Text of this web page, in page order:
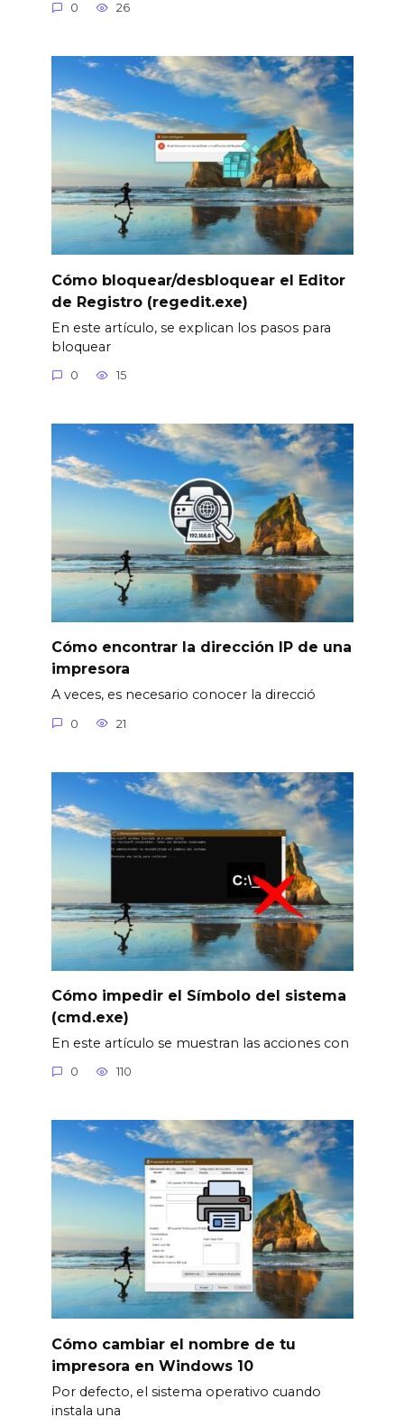
0 26
Cómo bloquear/desbloquear el Editor
de Registro (regedit.exe)
En este artículo, se explican los pasos para
bloquear
0 15
Cómo encontrar la dirección IP de una
impresora
A veces, es necesario conocer la direcció
0 21
Cómo impedir el Símbolo del sistema
(cmd.exe)
En este artículo se muestran las acciones con
0 110
Cómo cambiar el nombre de tu
impresora en Windows 10
Por defecto, el sistema operativo cuando
instala una